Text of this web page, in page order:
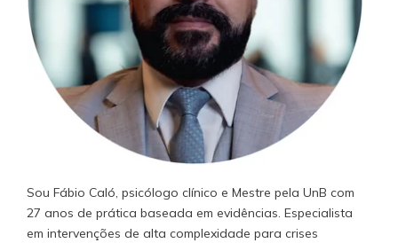
Sou Fábio Caló, psicólogo clínico e Mestre pela UnB com
27 anos de prática baseada em evidências. Especialista
em intervenções de alta complexidade para crises